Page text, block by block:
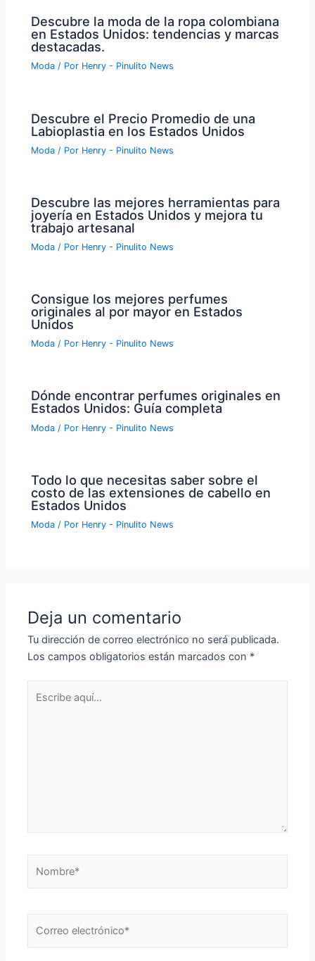
Descubre la moda de la ropa colombiana
en Estados Unidos: tendencias y marcas
destacadas.
Moda / Por Henry - Pinulito News
Descubre el Precio Promedio de una
Labioplastia en los Estados Unidos
Moda / Por Henry - Pinulito News
Descubre las mejores herramientas para
joyería en Estados Unidos y mejora tu
trabajo artesanal
Moda / Por Henry - Pinulito News
Consigue los mejores perfumes
originales al por mayor en Estados
Unidos
Moda / Por Henry - Pinulito News
Dónde encontrar perfumes originales en
Estados Unidos: Guía completa
Moda / Por Henry - Pinulito News
Todo lo que necesitas saber sobre el
costo de las extensiones de cabello en
Estados Unidos
Moda / Por Henry - Pinulito News
Deja un comentario
Tu dirección de correo electrónico no será publicada.
Los campos obligatorios están marcados con *
aquí...
electrónico*